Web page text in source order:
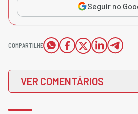
Seguir no
COMPARTILHE
VER COMENTÁRIOS